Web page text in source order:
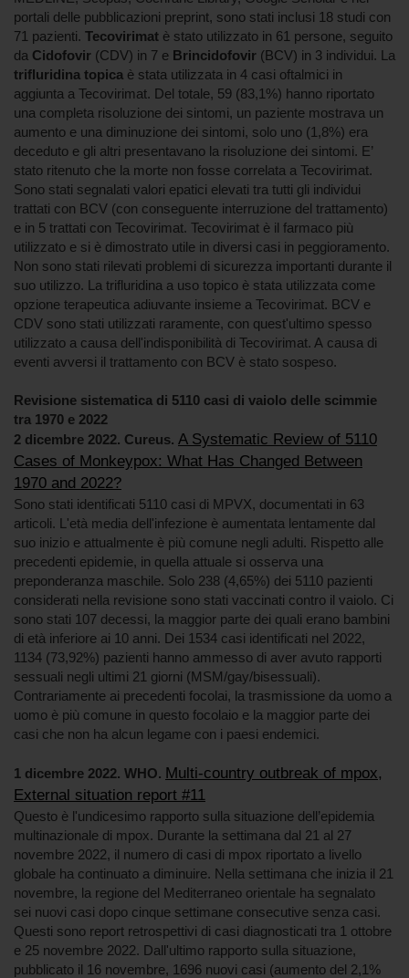
portali delle pubblicazioni preprint, sono stati inclusi 18 studi con
71 pazienti. Tecovirimat è stato utilizzato in 61 persone, seguito
da Cidofovir (CDV) in 7 e Brincidofovir (BCV) in 3 individui. La
trifluridina topica è stata utilizzata in 4 casi oftalmici in
aggiunta a Tecovirimat. Del totale, 59 (83,1%) hanno riportato
una completa risoluzione dei sintomi, un paziente mostrava un
aumento e una diminuzione dei sintomi, solo uno (1,8%) era
deceduto e gli altri presentavano la risoluzione dei sintomi. E’
stato ritenuto che la morte non fosse correlata a Tecovirimat.
Sono stati segnalati valori epatici elevati tra tutti gli individui
trattati con BCV (con conseguente interruzione del trattamento)
e in 5 trattati con Tecovirimat. Tecovirimat è il farmaco più
utilizzato e si è dimostrato utile in diversi casi in peggioramento.
Non sono stati rilevati problemi di sicurezza importanti durante il
suo utilizzo. La trifluridina a uso topico è stata utilizzata come
opzione terapeutica adiuvante insieme a Tecovirimat. BCV e
CDV sono stati utilizzati raramente, con quest'ultimo spesso
utilizzato a causa dell'indisponibilità di Tecovirimat. A causa di
eventi avversi il trattamento con BCV è stato sospeso.
Revisione sistematica di 5110 casi di vaiolo delle scimmie
tra 1970 e 2022
2 dicembre 2022. Cureus. A Systematic Review of 5110
Cases of Monkeypox: What Has Changed Between
1970 and 2022?
Sono stati identificati 5110 casi di MPVX, documentati in 63
articoli. L'età media dell'infezione è aumentata lentamente dal
suo inizio e attualmente è più comune negli adulti. Rispetto alle
precedenti epidemie, in quella attuale si osserva una
preponderanza maschile. Solo 238 (4,65%) dei 5110 pazienti
considerati nella revisione sono stati vaccinati contro il vaiolo. Ci
sono stati 107 decessi, la maggior parte dei quali erano bambini
di età inferiore ai 10 anni. Dei 1534 casi identificati nel 2022,
1134 (73,92%) pazienti hanno ammesso di aver avuto rapporti
sessuali negli ultimi 21 giorni (MSM/gay/bisessuali).
Contrariamente ai precedenti focolai, la trasmissione da uomo a
uomo è più comune in questo focolaio e la maggior parte dei
casi che non ha alcun legame con i paesi endemici.
1 dicembre 2022. WHO. Multi-country outbreak of mpox,
External situation report #11
Questo è l'undicesimo rapporto sulla situazione dell’epidemia
multinazionale di mpox. Durante la settimana dal 21 al 27
novembre 2022, il numero di casi di mpox riportato a livello
globale ha continuato a diminuire. Nella settimana che inizia il 21
novembre, la regione del Mediterraneo orientale ha segnalato
sei nuovi casi dopo cinque settimane consecutive senza casi.
Questi sono report retrospettivi di casi diagnosticati tra 1 ottobre
e 25 novembre 2022. Dall'ultimo rapporto sulla situazione,
pubblicato il 16 novembre, 1696 nuovi casi (aumento del 2,1%